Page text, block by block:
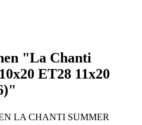
"La Chanti
ET28 11x20
LA CHANTI SUMMER